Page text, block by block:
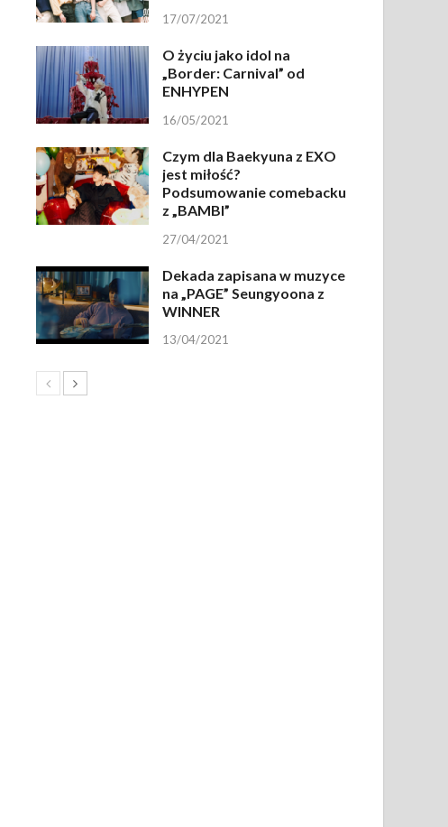
17/07/2021
O życiu jako idol na
„Border: Carnival” od
ENHYPEN
16/05/2021
Czym dla Baekyuna z EXO
jest miłość?
Podsumowanie comebacku
z „BAMBI”
27/04/2021
Dekada zapisana w muzyce
na „PAGE” Seungyoona z
WINNER
13/04/2021